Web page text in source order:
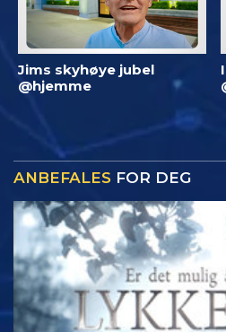
Jims skyhøye jubel
@hjemme
ANBEFALES FOR DEG